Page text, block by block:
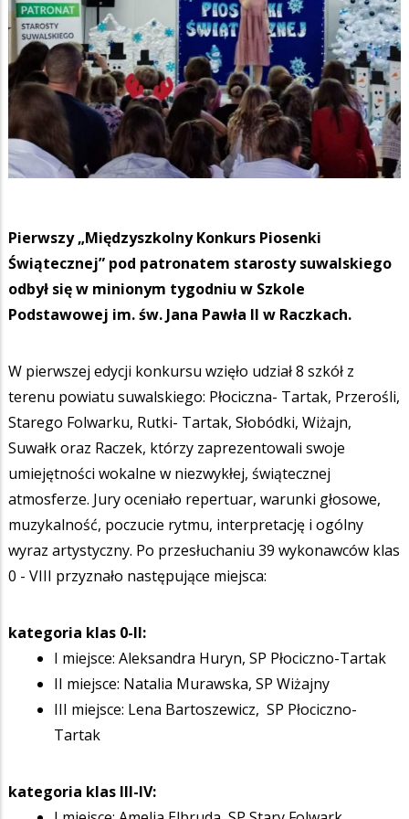
Pierwszy „Międzyszkolny Konkurs Piosenki
Świątecznej” pod patronatem starosty suwalskiego
odbył się w minionym tygodniu w Szkole
Podstawowej im. św. Jana Pawła II w Raczkach.
W pierwszej edycji konkursu wzięło udział 8 szkół z
terenu powiatu suwalskiego: Płociczna- Tartak, Przerośli,
Starego Folwarku, Rutki- Tartak, Słobódki, Wiżajn,
Suwałk oraz Raczek, którzy zaprezentowali swoje
umiejętności wokalne w niezwykłej, świątecznej
atmosferze. Jury oceniało repertuar, warunki głosowe,
muzykalność, poczucie rytmu, interpretację i ogólny
wyraz artystyczny. Po przesłuchaniu 39 wykonawców klas
0 - VIII przyznało następujące miejsca:
kategoria klas 0-II:
I miejsce: Aleksandra Huryn, SP Płociczno-Tartak
II miejsce: Natalia Murawska, SP Wiżajny
III miejsce: Lena Bartoszewicz, SP Płociczno-
Tartak
kategoria klas III-IV: